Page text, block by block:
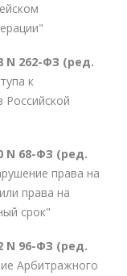
N 262-ФЗ (ред.
к
Российской
N 68-ФЗ (ред.
права на
права на
срок"
N 96-ФЗ (ред.
Арбитражного